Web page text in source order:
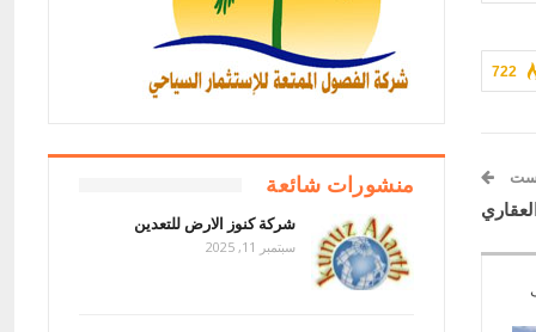
722
منشورات شائعة
شركة كنوز الارض للتعدين
سبتمبر 11, 2025